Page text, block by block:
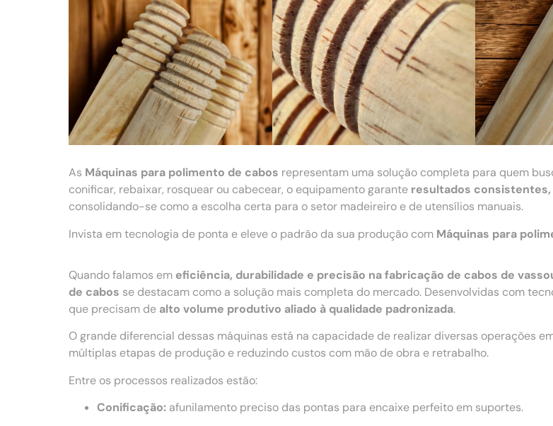
As Máquinas para polimento de cabos representam uma solução completa para quem
conificar, rebaixar, rosquear ou cabecear, o equipamento garante resultados consistentes,
consolidando-se como a escolha certa para o setor madeireiro e de utensílios manuais.
Invista em tecnologia de ponta e eleve o padrão da sua produção com Máquinas para
Quando falamos em eficiência, durabilidade e precisão na fabricação de cabos de
de cabos se destacam como a solução mais completa do mercado. Desenvolvidas com
que precisam de alto volume produtivo aliado à qualidade padronizada.
O grande diferencial dessas máquinas está na capacidade de realizar diversas operações
múltiplas etapas de produção e reduzindo custos com mão de obra e retrabalho.
Entre os processos realizados estão:
Conificação: afunilamento preciso das pontas para encaixe perfeito em suportes.